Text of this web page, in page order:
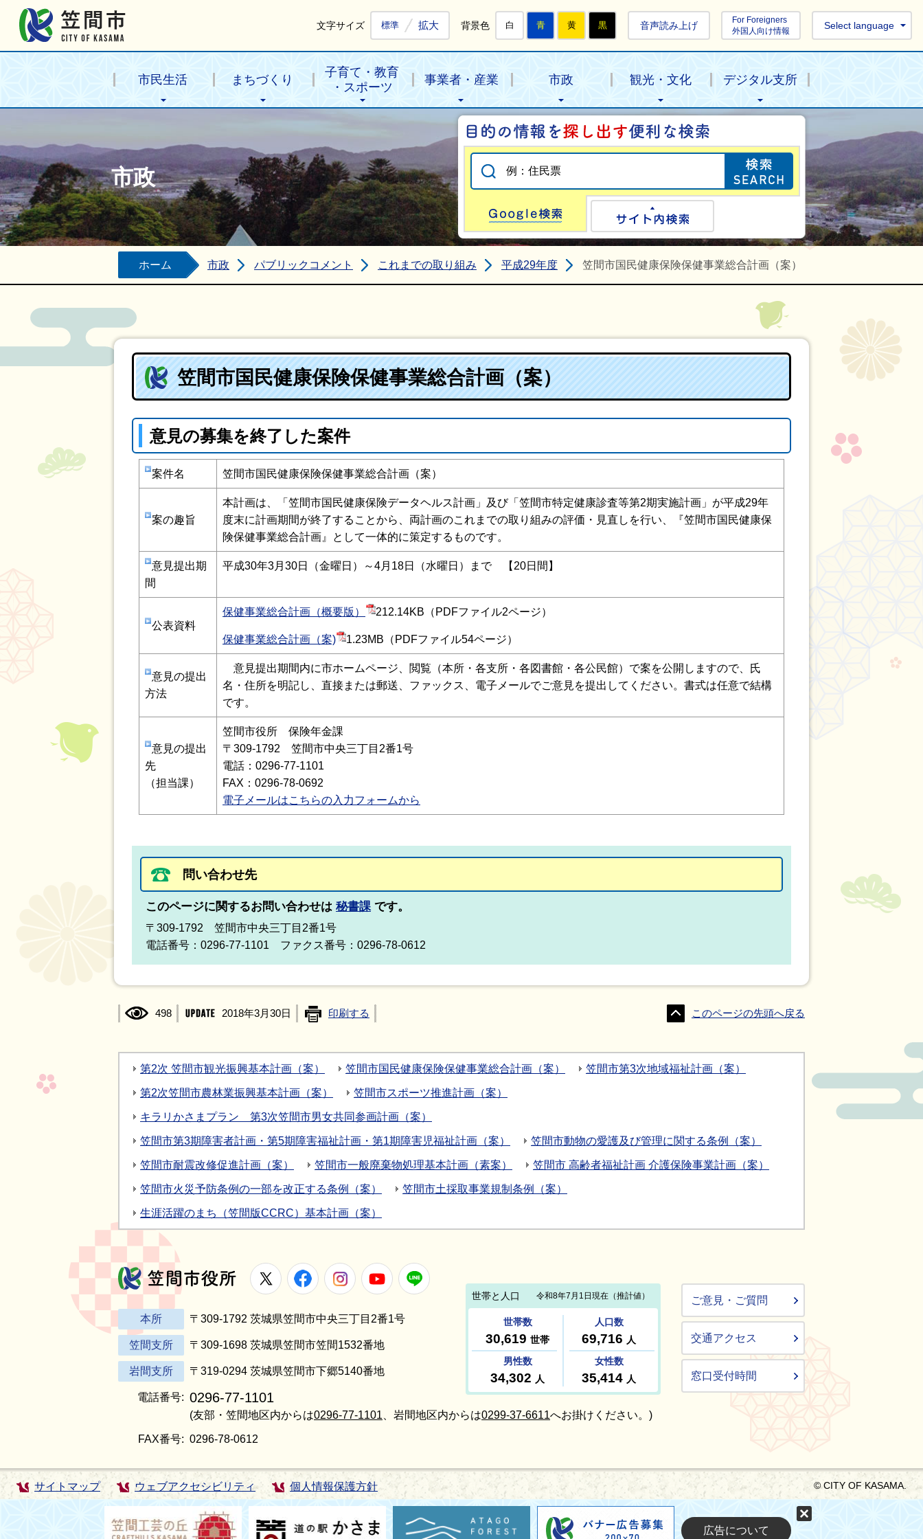
文字サイズ 標準 拡大 背景色 白 青 黄 黒 音声読み上げ
For Foreigners
外国人向け情報
Select language
市民生活 まちづくり
子育て・教育
・スポーツ
事業者・産業 市政 観光・文化 デジタル支所
市政
目的の情報を探
Google検索
ホーム 市政 パブリックコメント これまでの取り組み 平成29年度 笠間市国民健康保険保健事業総合計画（案）
笠間市国民健康保険保健事業総合計画（案）
意見の募集を終了した案件
案件名 笠間市国民健康保険保健事業総合計画（案）
案の趣旨
本計画は、「笠間市国民健康保険データヘルス計画」及び「笠間市特定健康診査等第2期実施計画」が平成29年
度末に計画期間が終了することから、両計画のこれまでの取り組みの評価・見直しを行い、『笠間市国民健康保
険保健事業総合計画』として一体的に策定するものです。
意見提出期
間
平成30年3月30日（金曜日）～4月18日（水曜日）まで 【20日間】
公表資料
保健事業総合計画（概要版） 212.14KB（PDFファイル2ページ）
保健事業総合計画（案) 1.23MB（PDFファイル54ページ）
意見の提出
方法
意見提出期間内に市ホームページ、閲覧（本所・各支所・各図書館・各公民館）で案を公開しますので、氏
名・住所を明記し、直接または郵送、ファックス、電子メールでご意見を提出してください。書式は任意で結構
です。
意見の提出
先
（担当課）
笠間市役所 保険年金課
〒309-1792 笠間市中央三丁目2番1号
電話：0296-77-1101
FAX：0296-78-0692
電子メールはこちらの入力フォームから
問い合わせ先
このページに関するお問い合わせは 秘書課 です。
〒309-1792 笠間市中央三丁目2番1号
電話番号：0296-77-1101 ファクス番号：0296-78-0612
498 2018年3月30日 印刷する このページの先頭へ戻る
第2次 笠間市観光振興基本計画（案） 笠間市国民健康保険保健事業総合計画（案） 笠間市第3次地域福祉計画（案）
第2次笠間市農林業振興基本計画（案） 笠間市スポーツ推進計画（案）
キラリかさまプラン 第3次笠間市男女共同参画計画（案）
笠間市第3期障害者計画・第5期障害福祉計画・第1期障害児福祉計画（案） 笠間市動物の愛護及び管理に関する条例（案）
笠間市耐震改修促進計画（案） 笠間市一般廃棄物処理基本計画（素案） 笠間市 高齢者福祉計画 介護保険事業計画（案）
笠間市火災予防条例の一部を改正する条例（案） 笠間市土採取事業規制条例（案）
生涯活躍のまち（笠間版CCRC）基本計画（案）
笠間市役所
X FacebookInstagramYoutube
本所 〒309-1792 茨城県笠間市中央三丁目2番1号
笠間支所 〒309-1698 茨城県笠間市笠間1532番地
岩間支所 〒319-0294 茨城県笠間市下郷5140番地
電話番号: 0296-77-1101
(友部・笠間地区内からは0296-77-1101 、岩間地区内からは0299-37-6611へお掛けください。)
FAX番号: 0296-78-0612
ご意見・ご質問
交通アクセス
窓口受付時間
サイトマップ ウェブアクセシビリティ 個人情報保護方針 © CITY OF KASAMA.
広告について